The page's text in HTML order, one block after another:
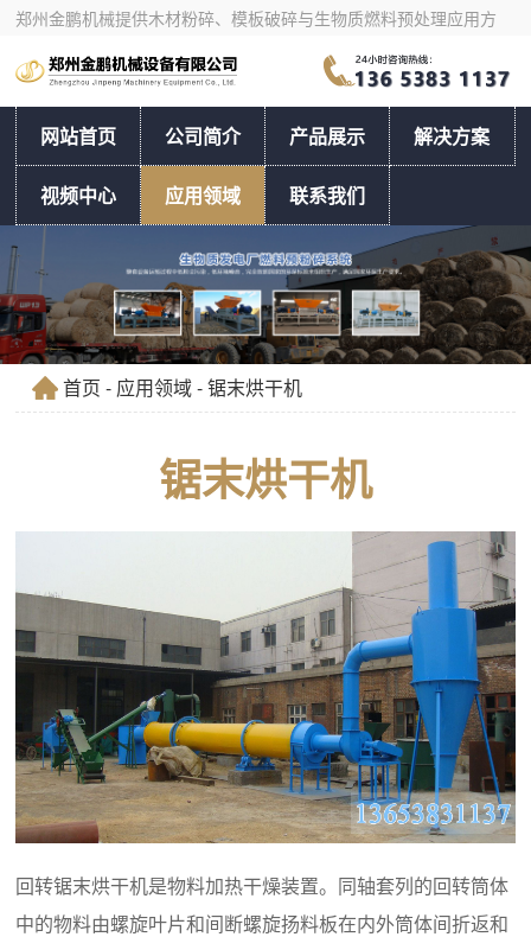
郑州金鹏机械提供木材粉碎、模板破碎与生物质燃料预处理应用方
案，支持按物料和产量选型。
网站首页 公司简介 产品展示 解决方案
视频中心 应用领域 联系我们
首页 - 应用领域- 锯末烘干机
锯末烘干机
回转锯末烘干机是物料加热干燥装置。同轴套列的回转筒体
中的物料由螺旋叶片和间断螺旋扬料板在内外筒体间折返和